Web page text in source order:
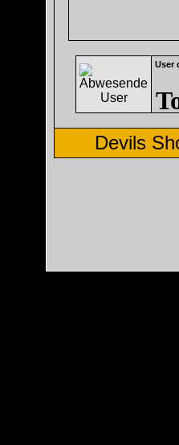
User
Devils